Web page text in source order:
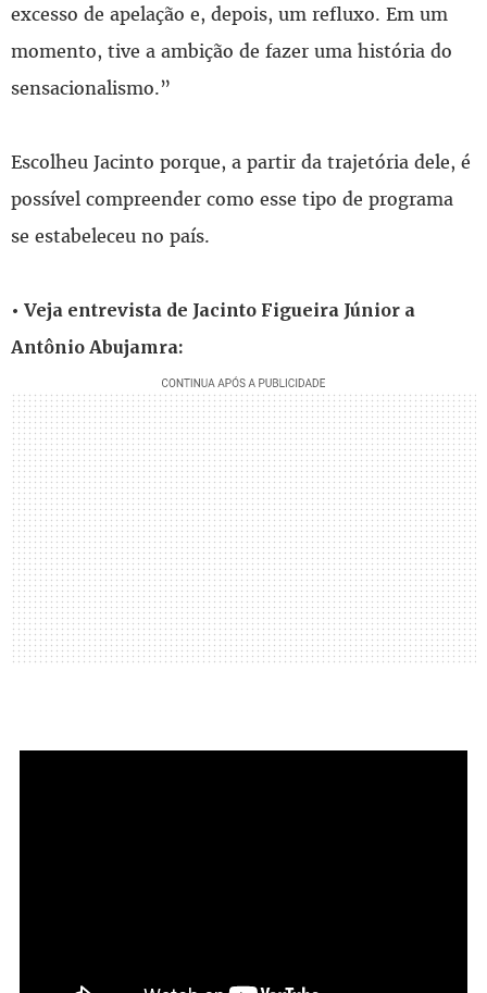
excesso de apelação e, depois, um refluxo. Em um
momento, tive a ambição de fazer uma história do
sensacionalismo.”
Escolheu Jacinto porque, a partir da trajetória dele, é
possível compreender como esse tipo de programa
se estabeleceu no país.
• Veja entrevista de Jacinto Figueira Júnior a
Antônio Abujamra: